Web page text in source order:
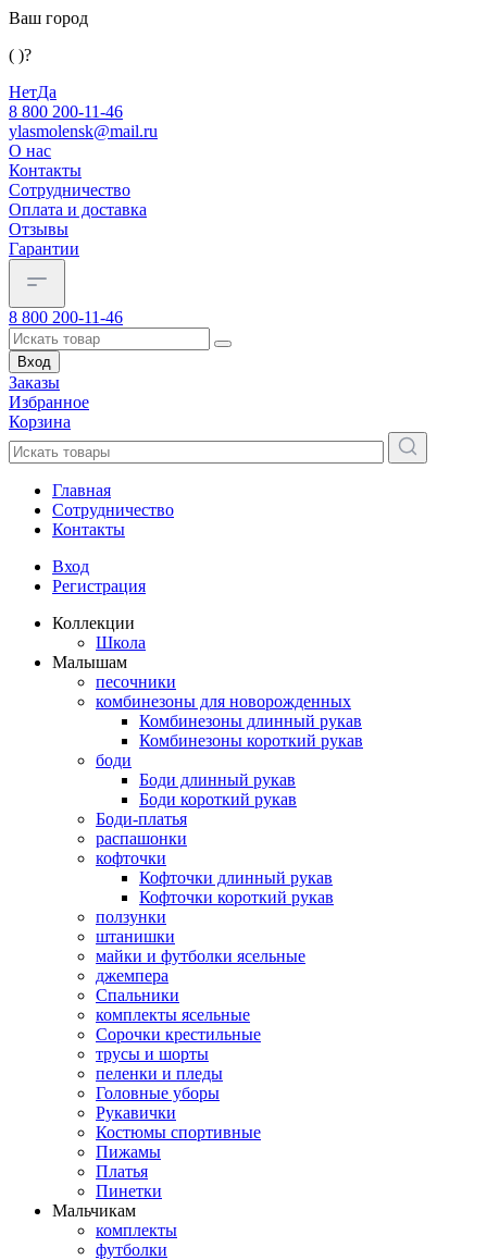
Ваш город
( )?
НетДа
8 800 200-11-46
ylasmolensk@mail.ru
О нас
Контакты
Сотрудничество
Оплата и доставка
Отзывы
Гарантии
8 800 200-11-46
Вход
Заказы
Избранное
Корзина
Главная
Сотрудничество
Контакты
Вход
Регистрация
Коллекции
Школа
Малышам
песочники
комбинезоны для новорожденных
Комбинезоны длинный рукав
Комбинезоны короткий рукав
боди
Боди длинный рукав
Боди короткий рукав
Боди-платья
распашонки
кофточки
Кофточки длинный рукав
Кофточки короткий рукав
ползунки
штанишки
майки и футболки ясельные
джемпера
Спальники
комплекты ясельные
Сорочки крестильные
трусы и шорты
пеленки и пледы
Головные уборы
Рукавички
Костюмы спортивные
Пижамы
Платья
Пинетки
Мальчикам
комплекты
футболки